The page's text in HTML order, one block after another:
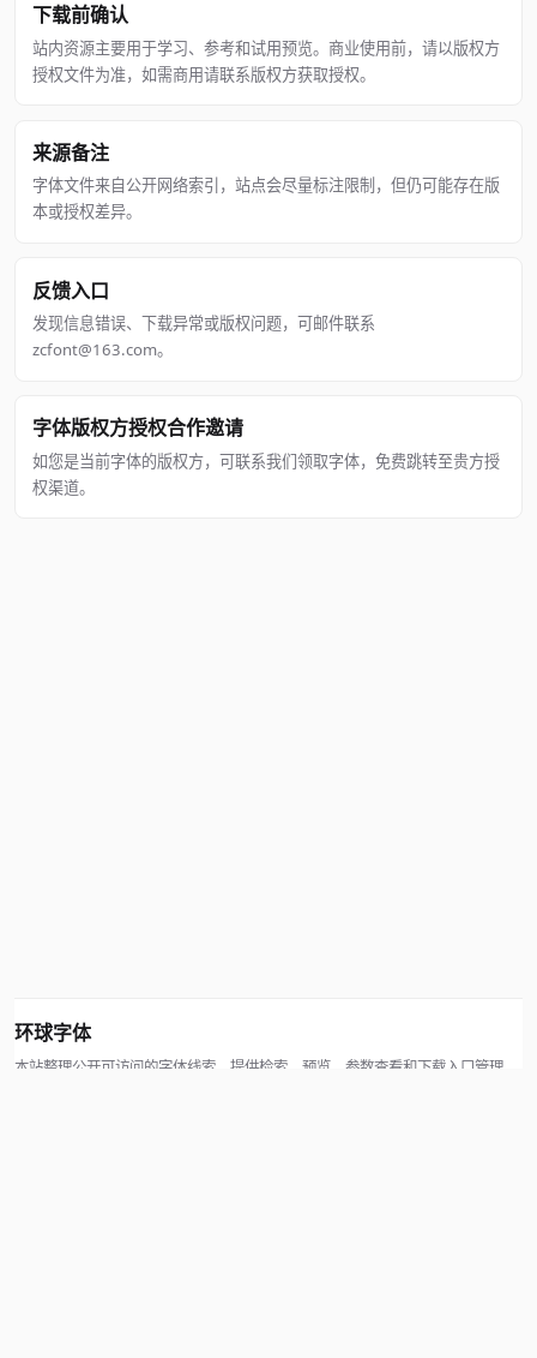
下载前确认
站内资源主要用于学习、参考和试用预览。商业使用前，请以版权方
授权文件为准，如需商用请联系版权方获取授权。
来源备注
字体文件来自公开网络索引，站点会尽量标注限制，但仍可能存在版
本或授权差异。
反馈入口
发现信息错误、下载异常或版权问题，可邮件联系
zcfont@163.com。
字体版权方授权合作邀请
如您是当前字体的版权方，可联系我们领取字体，免费跳转至贵方授
权渠道。
环球字体
本站整理公开可访问的字体线索，提供检索、预览、参数查看和下载入口管理。